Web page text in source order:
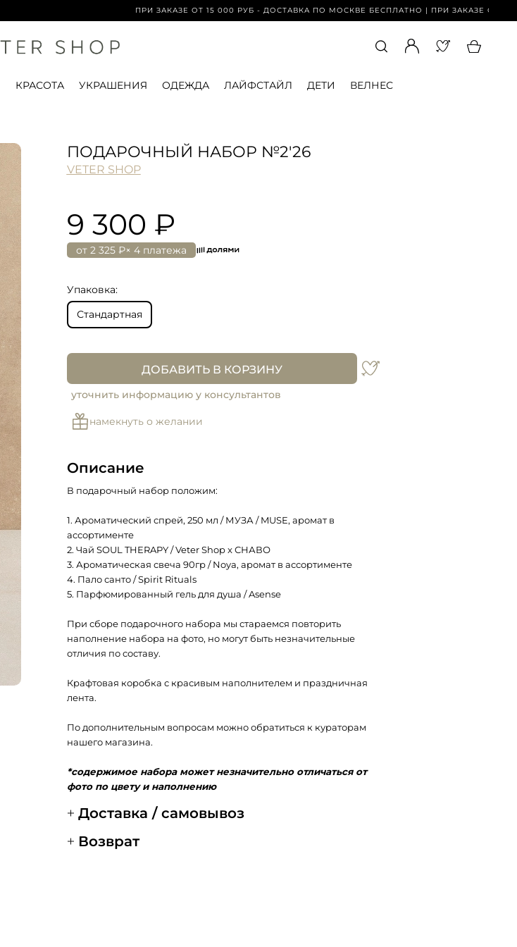
ПРИ ЗАКАЗЕ ОТ 15 000 РУБ - ДОСТАВКА ПО МОСКВЕ БЕСПЛАТНО | ПРИ ЗАКАЗЕ ОТ 15 000
КРАСОТА УКРАШЕНИЯ ОДЕЖДА ЛАЙФСТАЙЛ ДЕТИ ВЕЛНЕС
ПОДАРОЧНЫЙ НАБОР №2'26
VETER SHOP
9 300 ₽
от 2 325 ₽× 4 платежа
Упаковка:
Стандартная
ДОБАВИТЬ В КОРЗИНУ
уточнить информацию у консультантов
намекнуть о желании
Описание
В подарочный набор положим:
1. Ароматический спрей, 250 мл / МУЗА / MUSE, аромат в
ассортименте
2. Чай SOUL THERAPY / Veter Shop x СНАВО
3. Ароматическая свеча 90гр / Noya, аромат в ассортименте
4. Пало санто / Spirit Rituals
5. Парфюмированный гель для душа / Asense
При сборе подарочного набора мы стараемся повторить
наполнение набора на фото, но могут быть незначительные
отличия по составу.
Крафтовая коробка с красивым наполнителем и праздничная
лента.
По дополнительным вопросам можно обратиться к кураторам
нашего магазина.
*содержимое набора может незначительно отличаться от
фото по цвету и наполнению
Доставка / самовывоз
Возврат